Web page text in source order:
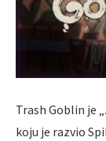
Trash Goblin je
koju je razvio